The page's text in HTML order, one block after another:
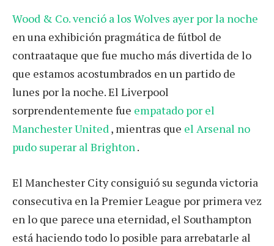
Wood & Co. venció a los Wolves ayer por la noche
en una exhibición pragmática de fútbol de
contraataque que fue mucho más divertida de lo
que estamos acostumbrados en un partido de
lunes por la noche. El Liverpool
sorprendentemente fue empatado por el
Manchester United, mientras que el Arsenal no
pudo superar al Brighton.
El Manchester City consiguió su segunda victoria
consecutiva en la Premier League por primera vez
en lo que parece una eternidad, el Southampton
está haciendo todo lo posible para arrebatarle al